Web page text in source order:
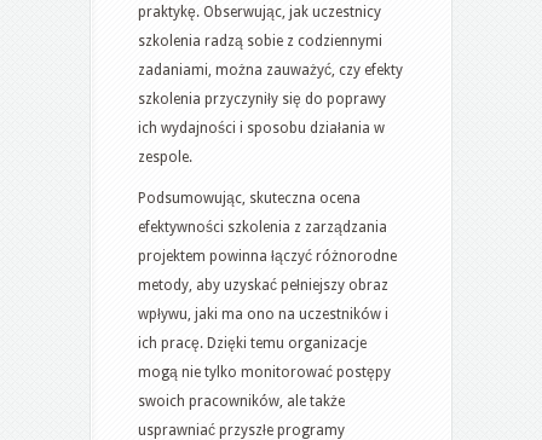
praktykę. Obserwując, jak uczestnicy
szkolenia radzą sobie z codziennymi
zadaniami, można zauważyć, czy efekty
szkolenia przyczyniły się do poprawy
ich wydajności i sposobu działania w
zespole.
Podsumowując, skuteczna ocena
efektywności szkolenia z zarządzania
projektem powinna łączyć różnorodne
metody, aby uzyskać pełniejszy obraz
wpływu, jaki ma ono na uczestników i
ich pracę. Dzięki temu organizacje
mogą nie tylko monitorować postępy
swoich pracowników, ale także
usprawniać przyszłe programy